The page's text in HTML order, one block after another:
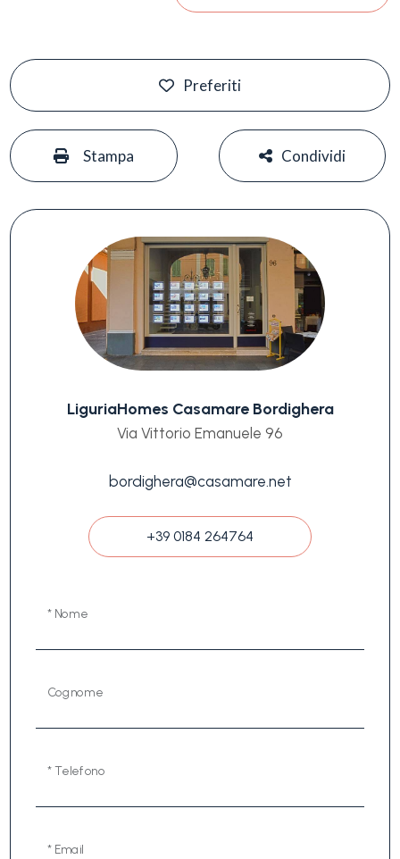
Preferiti
Stampa Condividi
LiguriaHomes Casamare Bordighera
Via Vittorio Emanuele 96
bordighera@casamare.net
+39 0184 264764
* Nome
Cognome
* Telefono
* Email